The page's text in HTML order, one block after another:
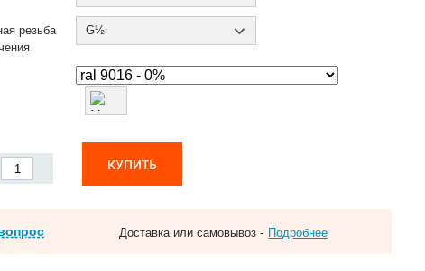
резьба
G½
КУПИТЬ
Доставка или самовывоз - Подробнее